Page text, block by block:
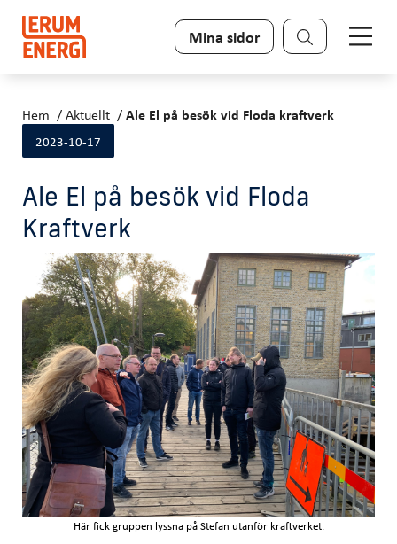
Sök
Mina sidor
Hem Aktuellt Ale El på besök vid Floda kraftverk
2023-10-17
Ale El på besök vid Floda
Kraftverk
Här fick gruppen lyssna på Stefan utanför kraftverket.